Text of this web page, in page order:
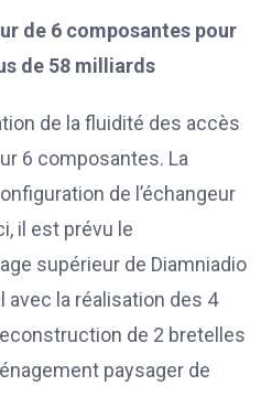
de 6 composantes pour
de 58 milliards
de la fluidité des accès
6 composantes. La
de l’échangeur
il est prévu le
supérieur de Diamniadio
la réalisation des 4
de 2 bretelles
paysager de